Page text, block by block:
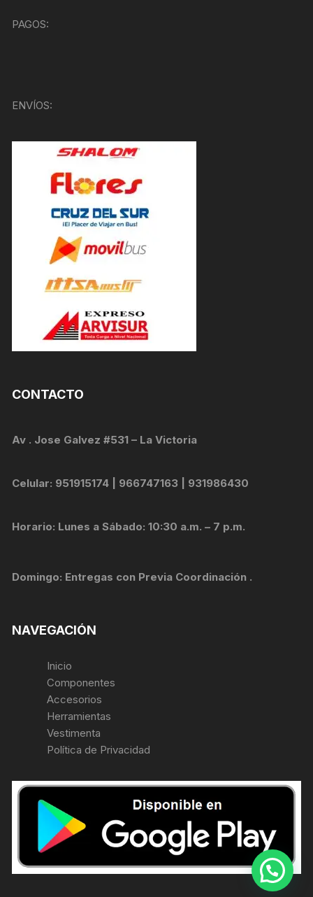
PAGOS:
ENVÍOS:
CONTACTO
Av . Jose Galvez #531 – La Victoria
Celular: 951915174 | 966747163 | 931986430
Horario: Lunes a Sábado: 10:30 a.m. – 7 p.m.
Domingo: Entregas con Previa Coordinación .
NAVEGACIÓN
Inicio
Componentes
Accesorios
Herramientas
Vestimenta
Política de Privacidad